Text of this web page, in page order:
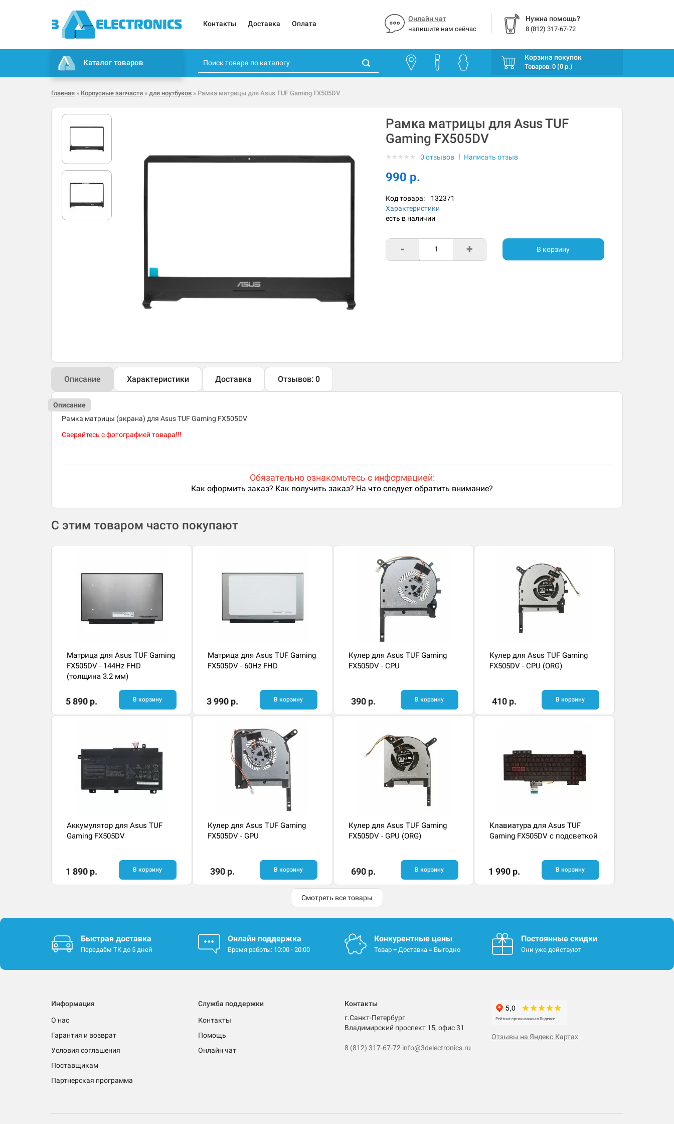
Контакты Доставка Оплата
Онлайн чат
напишите нам сейчас
Нужна помощь?
8 (812) 317-67-72
Каталог товаров
Корзина покупок
Товаров: 0 (0 р.)
Главная » Корпусные запчасти » для ноутбуков » Рамка матрицы для Asus TUF Gaming FX505DV
Рамка матрицы для Asus TUF
Gaming FX505DV
★ ★ ★ ★ ★ 0 отзывов | Написать отзыв
990 р.
Код товара: 132371
Характеристики
есть в наличии
- + В корзину
Описание Характеристики Доставка Отзывов: 0
Описание
Рамка матрицы (экрана) для Asus TUF Gaming FX505DV
Сверяйтесь с фотографией товара!!!
Обязательно ознакомьтесь с информацией:
Как оформить заказ? Как получить заказ? На что следует обратить внимание?
С этим товаром часто покупают
Матрица для Asus TUF Gaming
FX505DV - 144Hz FHD
(толщина 3.2 мм)
5 890 р. В корзину
Матрица для Asus TUF Gaming
FX505DV - 60Hz FHD
3 990 р. В корзину
Кулер для Asus TUF Gaming
FX505DV - CPU
390 р. В корзину
Кулер для Asus TUF Gaming
FX505DV - CPU (ORG)
410 р. В корзину
Аккумулятор для Asus TUF
Gaming FX505DV
1 890 р. В корзину
Кулер для Asus TUF Gaming
FX505DV - GPU
390 р. В корзину
Кулер для Asus TUF Gaming
FX505DV - GPU (ORG)
690 р. В корзину
Клавиатура для Asus TUF
Gaming FX505DV с подсветкой
1 990 р. В корзину
Смотреть все товары
Быстрая доставка
Передаём ТК до 5 дней
Онлайн поддержка
Время работы: 10:00 - 20:00
Конкурентные цены
Товар + Доставка = Выгодно
Постоянные скидки
Они уже действуют
Информация
О нас
Гарантия и возврат
Условия соглашения
Поставщикам
Партнерская программа
Служба поддержки
Контакты
Помощь
Онлайн чат
Контакты
г.Санкт-Петербург
Владимирский проспект 15, офис 31
8 (812) 317-67-72 info@3delectronics.ru
Отзывы на Яндекс.Картах